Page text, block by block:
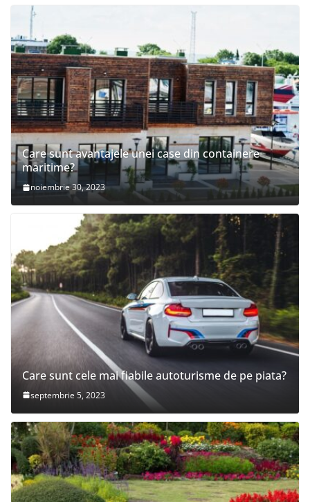
Care sunt avantajele unei case din containere
maritime?
noiembrie 30, 2023
Care sunt cele mai fiabile autoturisme de pe piata?
septembrie 5, 2023